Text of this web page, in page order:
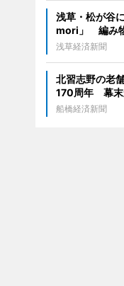
浅草・松が谷
mori」 編み
浅草経済新聞
北習志野の老
170周年 幕末
船橋経済新聞